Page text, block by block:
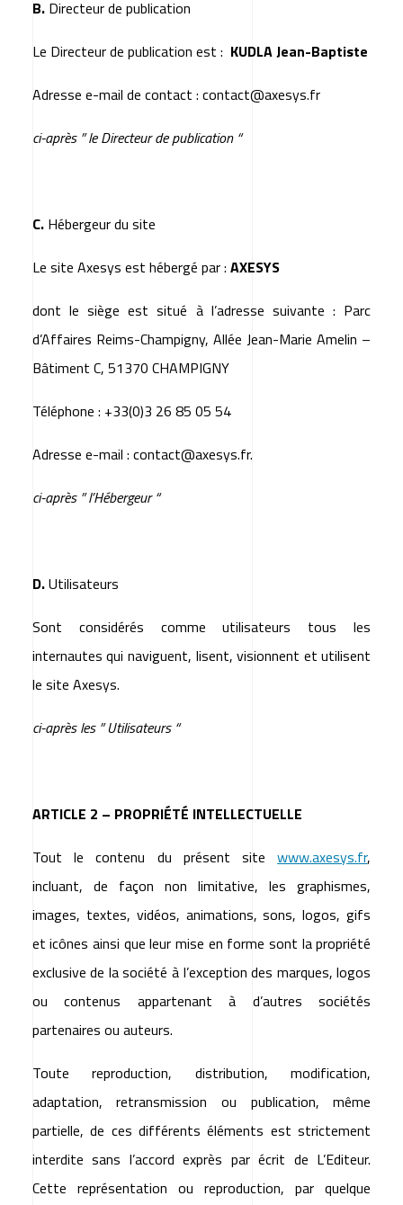
B.Directeur de publication
Le Directeur de publication est : KUDLA Jean-Baptiste
Adresse e-mail de contact : contact@axesys.fr
ci-après ” le Directeur de publication “
C.Hébergeur du site
Le site Axesys est hébergé par : AXESYS
dont le siège est situé à l’adresse suivante : Parc
d’Affaires Reims-Champigny, Allée Jean-Marie Amelin –
Bâtiment C, 51370 CHAMPIGNY
Téléphone : +33(0)3 26 85 05 54
Adresse e-mail : contact@axesys.fr.
ci-après ” l’Hébergeur “
D.Utilisateurs
Sont considérés comme utilisateurs tous les
internautes qui naviguent, lisent, visionnent et utilisent
le site Axesys.
ci-après les ” Utilisateurs “
ARTICLE 2 – PROPRIÉTÉ INTELLECTUELLE
Tout le contenu du présent sitewww.axesys.fr,
incluant, de façon non limitative, les graphismes,
images, textes, vidéos, animations, sons, logos, gifs
et icônes ainsi que leur mise en forme sont la propriété
exclusive de la société à l’exception des marques, logos
ou contenus appartenant à d’autres sociétés
partenaires ou auteurs.
Toute reproduction, distribution, modification,
adaptation, retransmission ou publication, même
partielle, de ces différents éléments est strictement
interdite sans l’accord exprès par écrit de L’Editeur.
Cette représentation ou reproduction, par quelque